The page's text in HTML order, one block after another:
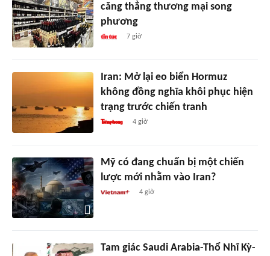
căng thẳng thương mại song
phương
7 giờ
Iran: Mở lại eo biển Hormuz
không đồng nghĩa khôi phục hiện
trạng trước chiến tranh
4 giờ
Mỹ có đang chuẩn bị một chiến
lược mới nhằm vào Iran?
4 giờ
Tam giác Saudi Arabia-Thổ Nhĩ Kỳ-